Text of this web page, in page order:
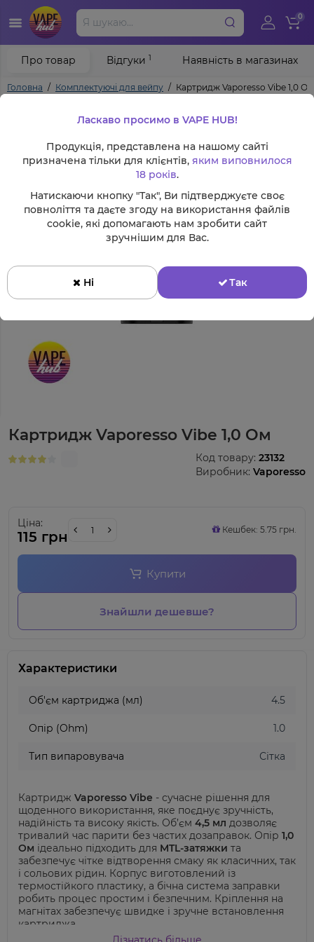
0
Головна Комплектуючі для вейпу Картридж Vaporesso Vibe 1,0 Ом
Картридж Vaporesso Vibe 1,0 Ом
Виробник: Vaporesso
Код товару: 23132
Ціна:
115 грн Кешбек: 5.75 грн.
Купити
Знайшли дешевше?
Про товар Відгуки 1 Наявність в магазинах
Характеристики
Об'єм картриджа (мл) 4.5
Опір (Ohm) 1.0
Тип випаровувача Сітка
Картридж Vaporesso Vibe - сучасне рішення для
щоденного використання, яке поєднує зручність,
надійність та високу якість. Об’єм 4,5 мл дозволяє
тривалий час парити без частих дозаправок. Опір 1,0
Ом ідеально підходить для MTL-затяжки та
забезпечує чітке відтворення смаку як класичних, так
і сольових рідин. Корпус виготовлений із
термостійкого пластику, а бічна система заправки
робить процес простим і безпечним. Кріплення на
магнітах забезпечує швидке і зручне встановлення
картриджа.
Ласкаво просимо в VAPE HUB!
Продукція, представлена на нашому сайті
призначена тільки для клієнтів, яким виповнилося
18 років.
Натискаючи кнопку "Так", Ви підтверджуєте своє
повноліття та даєте згоду на використання файлів
cookie, які допомагають нам зробити сайт
зручнішим для Вас.
Ні Так